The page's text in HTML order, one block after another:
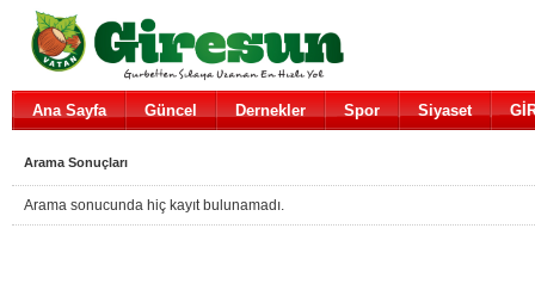
Ana Sayfa Güncel Dernekler Spor Siyaset
Arama Sonuçları
Arama sonucunda hiç kayıt bulunamadı.